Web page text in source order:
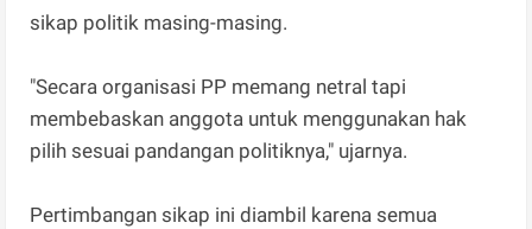
sikap politik masing-masing.
"Secara organisasi PP memang netral tapi
membebaskan anggota untuk menggunakan hak
pilih sesuai pandangan politiknya," ujarnya.
Pertimbangan sikap ini diambil karena semua